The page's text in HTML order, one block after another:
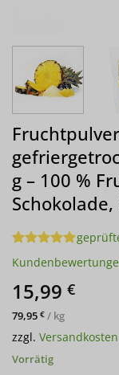
g – 100 %
Bewertet
mit5von
5, basierend
auf
10
15,99 €
79,95 € / kg
zzgl. Versandkosten
Vorrätig